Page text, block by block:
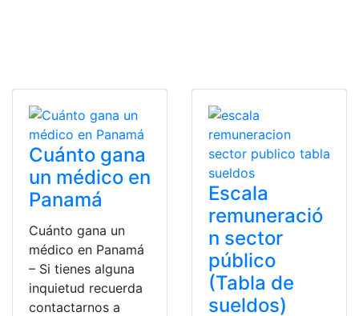
Cuánto gana
un médico en
Panamá
Cuánto gana un
médico en Panamá
– Si tienes alguna
inquietud recuerda
contactarnos a
Escala
remuneració
n sector
público
(Tabla de
sueldos)